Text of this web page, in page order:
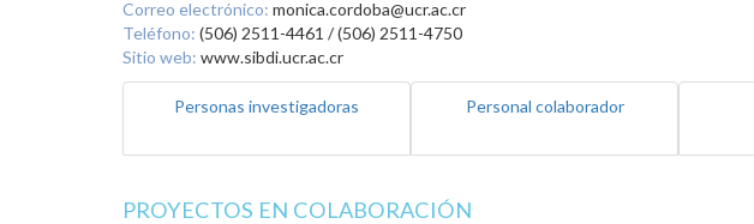
Correo electrónico: monica.cordoba@ucr.ac.cr
Teléfono: (506) 2511-4461 / (506) 2511-4750
Sitio web: www.sibdi.ucr.ac.cr
Personas investigadoras Personal colaborador
PROYECTOS EN COLABORACIÓN